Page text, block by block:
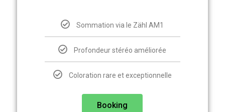
Sommation via le Zähl AM1
Profondeur stéréo améliorée
Coloration rare et exceptionnelle
Booking